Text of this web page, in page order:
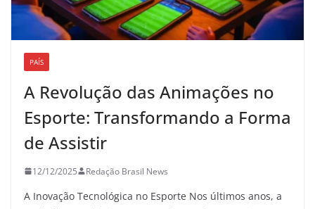
PAÍS
A Revolução das Animações no
Esporte: Transformando a Forma
de Assistir
12/12/2025 Redação Brasil News
A Inovação Tecnológica no Esporte Nos últimos anos, a